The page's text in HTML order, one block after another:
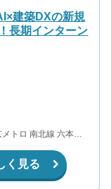
建築DXの新規
長期インターン
トロ 南北線 六本木
く見る